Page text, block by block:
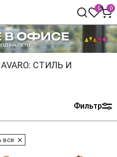
0 0
СТИЛЬ И
Фильтр
все